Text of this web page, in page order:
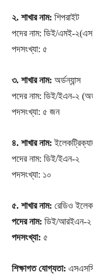
২. শাখার নাম: শিপরাইট
পদের নাম: ডিই/এমই-
পদসংখ্যা: ৫
৩. শাখার নাম: অর্ডন্যান্স
পদের নাম: ডিই/ইএন-২
পদসংখ্যা: ৫ জন
৪. শাখার নাম:
পদের নাম: ডিই/ইএন-২
পদসংখ্যা: ১০
৫. শাখার নাম: রেডিও
পদের নাম: ডিই/আরইএন-২
পদসংখ্যা: ৫
শিক্ষাগত যোগ্যতা: